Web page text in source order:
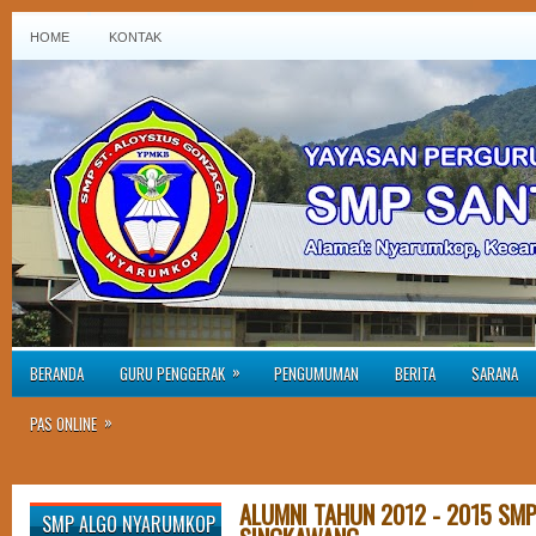
HOME KONTAK
BERANDA GURU PENGGERAK » PENGUMUMAN BERITA SARANA
PAS ONLINE »
SMP ALGO NYARUMKOP ALUMNI TAHUN 2012 - 2015